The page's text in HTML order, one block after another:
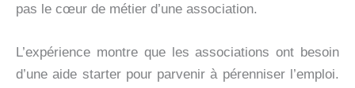
pas le cœur de métier d’une association.
L’expérience montre que les associations ont besoin
d’une aide starter pour parvenir à pérenniser l’emploi.